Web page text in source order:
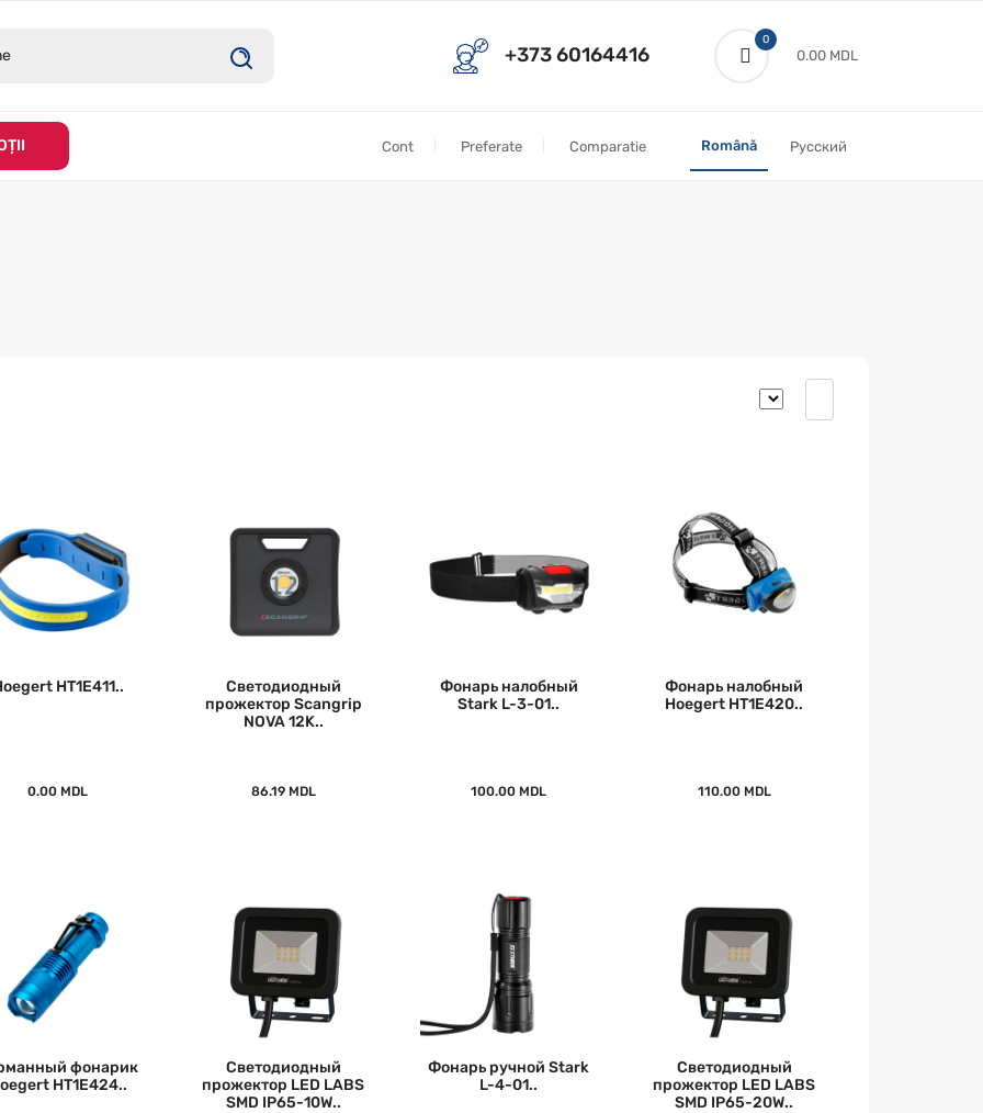
+373 60164416
0
0.00 MDL
Cont Preferate Comparatie Română Русский
HT1E411..
0.00 MDL
Светодиодный
прожектор Scangrip
NOVA 12K..
86.19 MDL
Фонарь налобный
Stark L-3-01..
100.00 MDL
Фонарь налобный
Hoegert HT1E420..
110.00 MDL
фонарик
HT1E424..
Светодиодный
прожектор LED LABS
SMD IP65-10W..
Фонарь ручной Stark
L-4-01..
Светодиодный
прожектор LED LABS
SMD IP65-20W..